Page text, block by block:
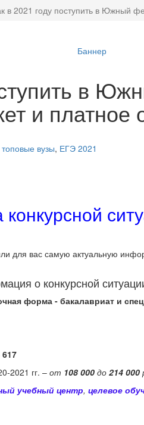
в 2021 году поступить в Южный
в
и платное
топовые вузы, ЕГЭ 2021
конкурсной
для вас самую актуальную
о конкурсной
форма - бакалавриат и
617
2021 гг. – от 108 000 до 214 000
учебный центр, целевое